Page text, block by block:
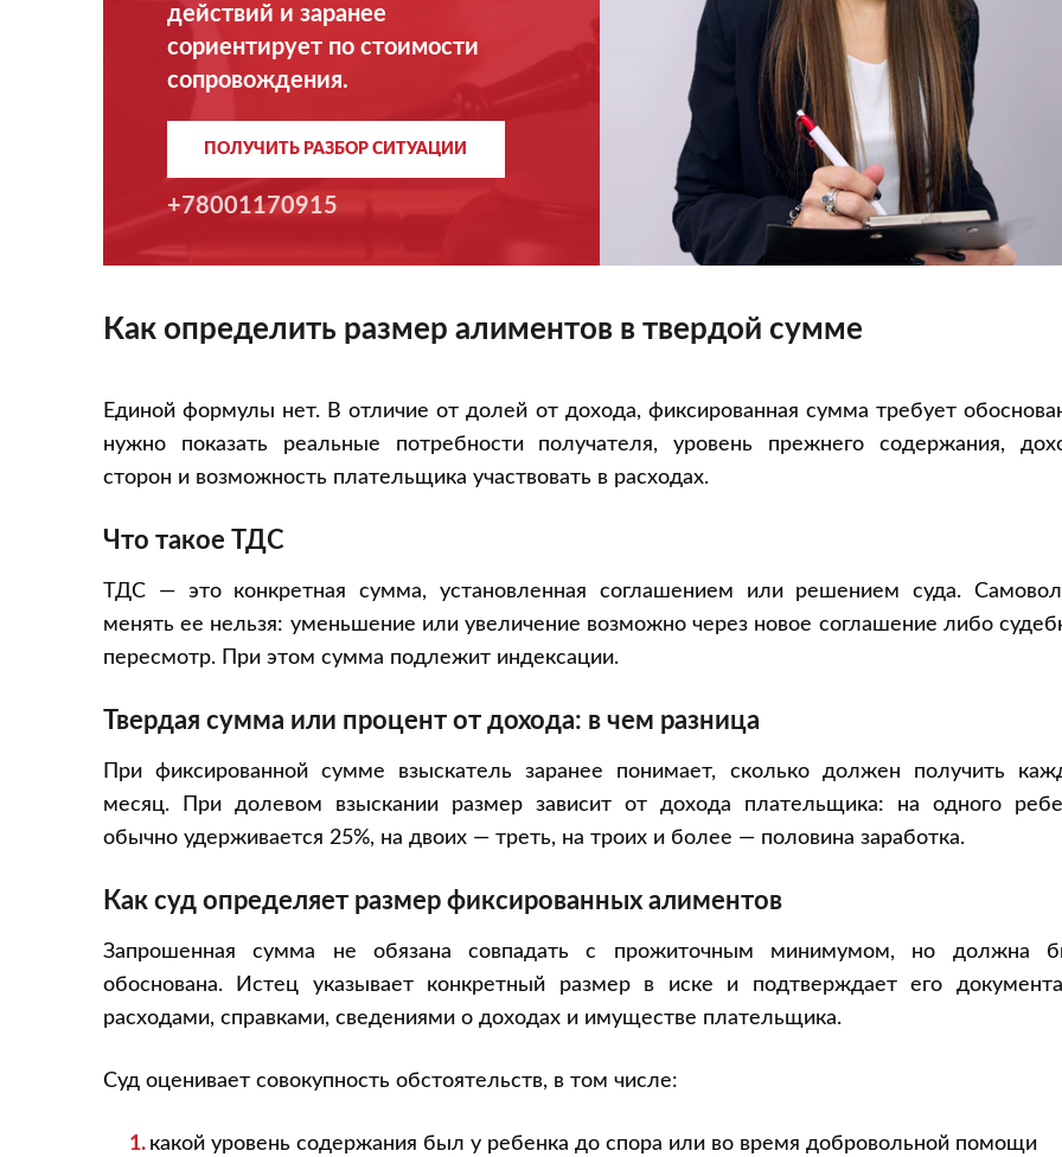
действий и заранее
сориентирует по стоимости
сопровождения.
ПОЛУЧИТЬ РАЗБОР СИТУАЦИИ
+78001170915
Как определить размер алиментов в твердой сумме
Единой формулы нет. В отличие от долей от дохода, фиксированная сумма требует
нужно показать реальные потребности получателя, уровень прежнего содержания,
сторон и возможность плательщика участвовать в расходах.
Что такое ТДС
ТДС — это конкретная сумма, установленная соглашением или решением суда.
менять ее нельзя: уменьшение или увеличение возможно через новое соглашение либо
пересмотр. При этом сумма подлежит индексации.
Твердая сумма или процент от дохода: в чем разница
При фиксированной сумме взыскатель заранее понимает, сколько должен получить
месяц. При долевом взыскании размер зависит от дохода плательщика: на одного
обычно удерживается 25%, на двоих — треть, на троих и более — половина заработка.
Как суд определяет размер фиксированных алиментов
Запрошенная сумма не обязана совпадать с прожиточным минимумом, но должна
обоснована. Истец указывает конкретный размер в иске и подтверждает его
расходами, справками, сведениями о доходах и имуществе плательщика.
Суд оценивает совокупность обстоятельств, в том числе:
какой уровень содержания был у ребенка до спора или во время добровольной помощи